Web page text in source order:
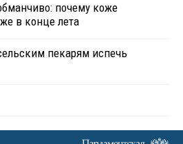
почему коже
в конце лета
пекарям испечь